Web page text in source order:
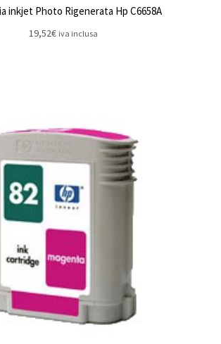
inkjet Photo Rigenerata Hp C6658A
19,52€ iva inclusa